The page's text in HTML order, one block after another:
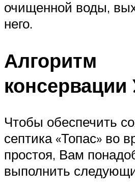
очищенной воды,
него.
Алгоритм
Чтобы обеспечить
септика «Топас» во
простоя, Вам
выполнить